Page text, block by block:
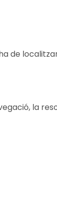
de
la